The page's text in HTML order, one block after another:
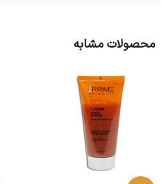
محصولات مشابه